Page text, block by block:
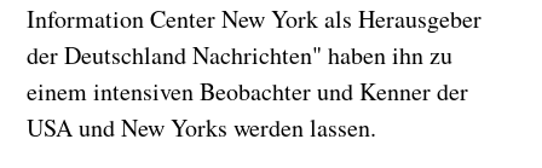
Information Center New York als Herausgeber
der Deutschland Nachrichten" haben ihn zu
einem intensiven Beobachter und Kenner der
USA und New Yorks werden lassen.